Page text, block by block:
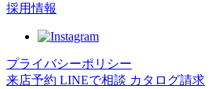
採用情報
プライバシーポリシー
来店予約 LINEで相談 カタログ請求